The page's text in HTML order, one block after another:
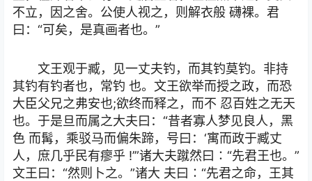
不立，因之舍。公使人视之，则解衣般 礴裸。君
曰：“可矣，是真画者也。”
文王观于臧，见一丈夫钓，而其钓莫钓。非持
其钓有钓者也，常钓 也。文王欲举而授之政，而恐
大臣父兄之弗安也;欲终而释之，而不 忍百姓之无天
也。于是旦而属之大夫曰：“昔者寡人梦见良人，黑
色 而髯，乘驳马而偏朱蹄，号曰：‘寓而政于臧丈
人，庶几乎民有瘳乎 !’”诸大夫蹴然曰∶“先君王也。”
文王曰：“然则卜之。”诸大 夫曰∶“先君之命，王其